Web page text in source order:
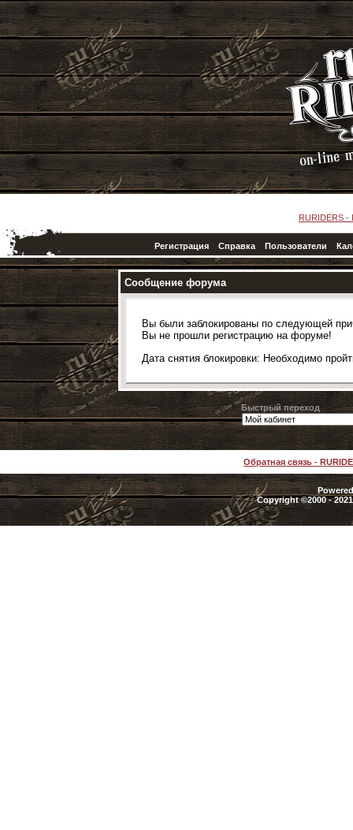
RURIDERS -
Регистрация Справка Пользователи
Сообщение форума
Вы были заблокированы по следующей
Вы не прошли регистрацию на форуме!
Дата снятия блокировки: Необходимо
Быстрый переход
Обратная связь -
Copyright ©2000 -